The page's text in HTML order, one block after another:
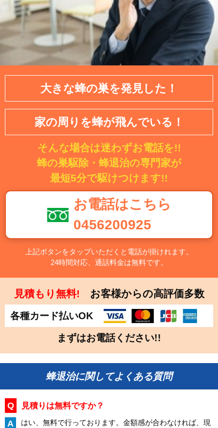
大きな蜂の巣を発見した！
家の周りを蜂が飛んでいる！
そんな場合は迷わずお電話を!!
蜂の巣駆除・蜂退治の専門家が
最短5分で駆けつけます!!
お電話はこちら
0456200925
上記ボタンをタップいただくと電話が掛けれます。
24時間対応、通話料金は無料です。
見積もり無料! お客様からの高評価多数
各種カード払いOK
まずはお電話ください!!
蜂退治に関してよくある質問
Q 見積りは無料ですか？
A
はい、無料で行っております。金額感が合わなければ、現